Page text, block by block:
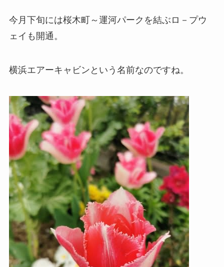
今月下旬には桜木町～運河パークを結ぶロ－プウ
ェイも開通。
横浜エアーキャビンという名前なのですね。